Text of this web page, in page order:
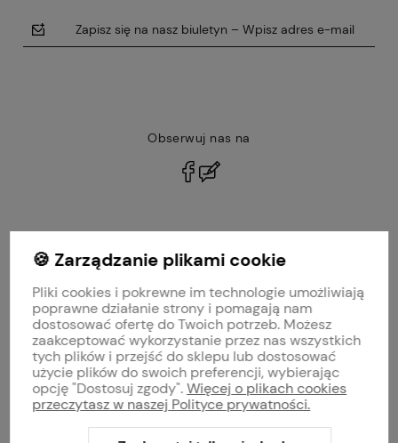
Zapisz się na nasz biuletyn – Wpisz adres e-mail
Obserwuj nas na
MOJE KONTO
PŁATNOŚCI I DOSTAWA
INFORMACJE
O NAS
🍪 Zarządzanie plikami cookie
Pliki cookies i pokrewne im technologie umożliwiają
poprawne działanie strony i pomagają nam
dostosować ofertę do Twoich potrzeb. Możesz
zaakceptować wykorzystanie przez nas wszystkich
tych plików i przejść do sklepu lub dostosować
użycie plików do swoich preferencji, wybierając
opcję "Dostosuj zgody".Więcej o plikach cookies
przeczytasz w naszej Polityce prywatności.